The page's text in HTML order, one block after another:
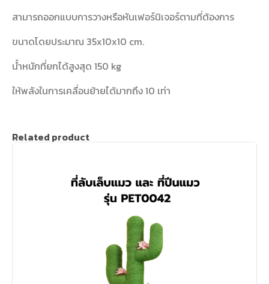
สามารถออกแบบการวางหรือหันเฟอร์นิเจอร์ตามที่ต้องการ
ขนาดโดยประมาณ 35x10x10 cm.
น้ำหนักที่ยกได้สูงสุด 150 kg
ให้พลังในการเคลื่อนย้ายได้มากถึง 10 เท่า
Related product